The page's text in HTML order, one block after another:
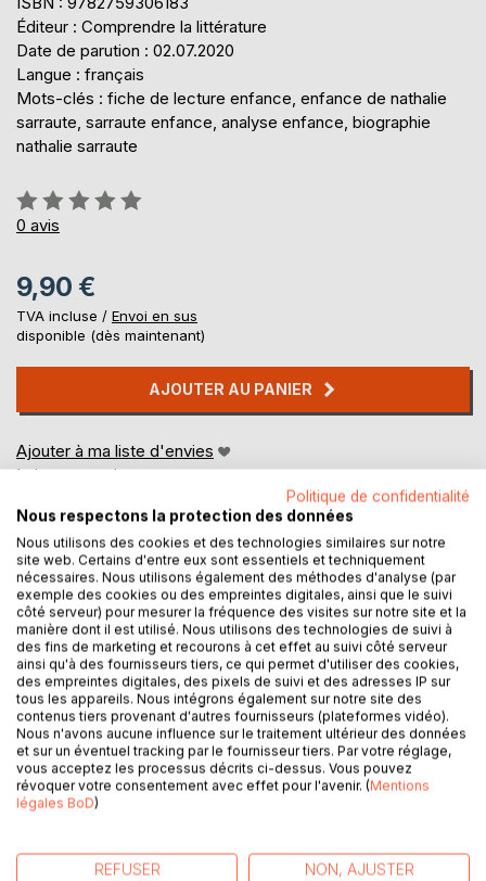
Éditeur : Comprendre la littérature
Date de parution : 02.07.2020
Langue : français
Mots-clés : fiche de lecture enfance, enfance de nathalie
sarraute, sarraute enfance, analyse enfance, biographie
nathalie sarraute
Évaluation:
0%
0 avis
9,90 €
TVA incluse / Envoi en sus
disponible (dès maintenant)
AJOUTER AU PANIER
Ajouter à ma liste d'envies
Laisser un avis
DESCRIPTION
Venez découvrir l'autobiographie de Nathalie Sarraute
grâce à une analyse littéraire de référence ! Confiée à un
spécialiste, cette fiche de lecture a été conçue avec clarté
et professionnalisme. Cet ouvrage contient la biographie
de l'écrivain, le résumé détaillé, le mouvement littéraire, le
contexte de publication de l'œuvre et l'analyse complète.
Politique de confidentialité
Nous respectons la protection des données
Nous utilisons des cookies et des technologies similaires sur notre
site web. Certains d'entre eux sont essentiels et techniquement
nécessaires. Nous utilisons également des méthodes d'analyse (par
exemple des cookies ou des empreintes digitales, ainsi que le suivi
côté serveur) pour mesurer la fréquence des visites sur notre site et la
manière dont il est utilisé. Nous utilisons des technologies de suivi à
des fins de marketing et recourons à cet effet au suivi côté serveur
ainsi qu'à des fournisseurs tiers, ce qui permet d'utiliser des cookies,
des empreintes digitales, des pixels de suivi et des adresses IP sur
tous les appareils. Nous intégrons également sur notre site des
contenus tiers provenant d'autres fournisseurs (plateformes vidéo).
Nous n'avons aucune influence sur le traitement ultérieur des données
et sur un éventuel tracking par le fournisseur tiers. Par votre réglage,
vous acceptez les processus décrits ci-dessus. Vous pouvez
révoquer votre consentement avec effet pour l'avenir. (Mentions
légales BoD)
REFUSER NON, AJUSTER